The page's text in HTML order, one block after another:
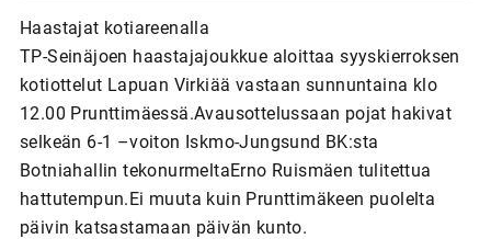
Haastajat kotiareenalla
TP-Seinäjoen haastajajoukkue aloittaa syyskierroksen
kotiottelut Lapuan Virkiää vastaan sunnuntaina klo
12.00 Prunttimäessä.Avausottelussaan pojat hakivat
selkeän 6-1 –voiton Iskmo-Jungsund BK:sta
Botniahallin tekonurmeltaErno Ruismäen tulitettua
hattutempun.Ei muuta kuin Prunttimäkeen puolelta
päivin katsastamaan päivän kunto.